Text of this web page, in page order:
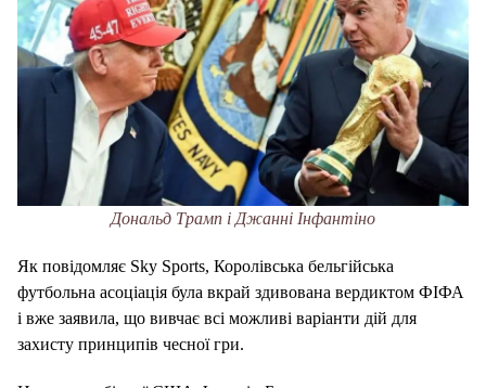
Дональд Трамп і Джанні Інфантіно
Як повідомляє Sky Sports, Королівська бельгійська
футбольна асоціація була вкрай здивована вердиктом ФІФА
і вже заявила, що вивчає всі можливі варіанти дій для
захисту принципів чесної гри.